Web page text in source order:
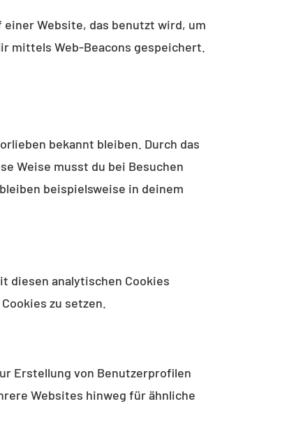
Website, das benutzt wird, um
mittels Web-Beacons gespeichert.
bekannt bleiben. Durch das
Weise musst du bei Besuchen
beispielsweise in deinem
diesen analytischen Cookies
zu setzen.
Erstellung von Benutzerprofilen
Websites hinweg für ähnliche